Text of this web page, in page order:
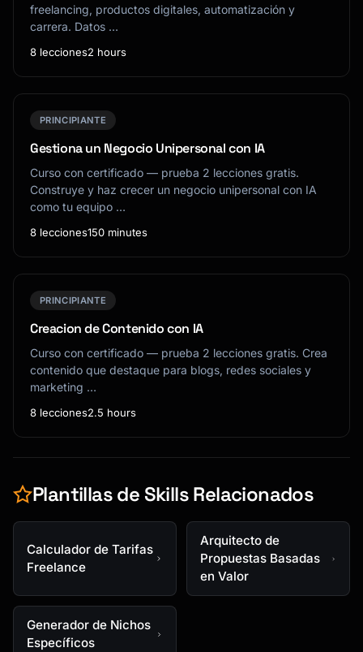
freelancing, productos digitales, automatización y
carrera. Datos …
8 lecciones2 hours
PRINCIPIANTE
Gestiona un Negocio Unipersonal con IA
Curso con certificado — prueba 2 lecciones gratis.
Construye y haz crecer un negocio unipersonal con IA
como tu equipo …
8 lecciones150 minutes
PRINCIPIANTE
Creacion de Contenido con IA
Curso con certificado — prueba 2 lecciones gratis. Crea
contenido que destaque para blogs, redes sociales y
marketing …
8 lecciones2.5 hours
Plantillas de Skills Relacionados
Calculador de Tarifas
Freelance
Arquitecto de
Propuestas Basadas
en Valor
Generador de Nichos
Específicos